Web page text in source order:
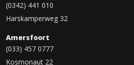
(0342) 441 010
Harskamperweg 32
Amersfoort
(033) 457 0777
Kosmonaut 22